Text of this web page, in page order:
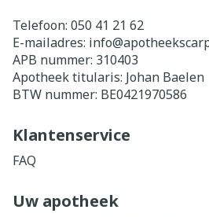
Telefoon: 050 41 21 62
E-mailadres: info@
APB nummer: 310403
Apotheek titularis: Johan Baelen
BTW nummer: BE0421970586
Klantenservice
FAQ
Uw apotheek